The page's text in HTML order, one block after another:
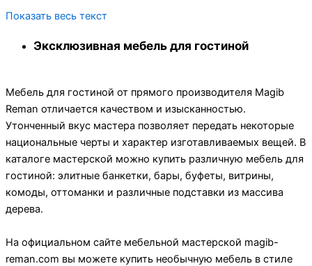
Показать весь текст
Эксклюзивная мебель для гостиной
Мебель для гостиной от прямого производителя Magib
Reman отличается качеством и изысканностью.
Утонченный вкус мастера позволяет передать некоторые
национальные черты и характер изготавливаемых вещей. В
каталоге мастерской можно купить различную мебель для
гостиной: элитные банкетки, бары, буфеты, витрины,
комоды, оттоманки и различные подставки из массива
дерева.
На официальном сайте мебельной мастерской magib-
reman.com вы можете купить необычную мебель в стиле